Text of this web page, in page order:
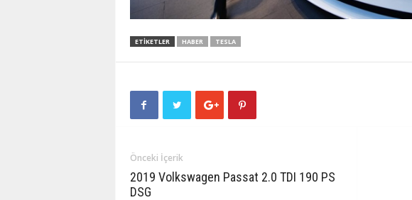
ETIKETLER HABER TESLA
Önceki İçerik
2019 Volkswagen Passat 2.0 TDI 190 PS
DSG